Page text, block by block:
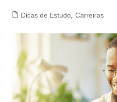
Dicas de Estudo, Carreiras